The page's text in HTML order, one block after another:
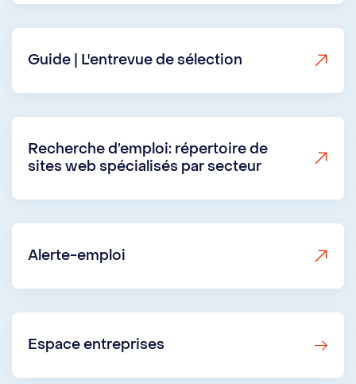
Guide | L'entrevue de sélection
Recherche d’emploi: répertoire de
sites web spécialisés par secteur
Alerte-emploi
Espace entreprises